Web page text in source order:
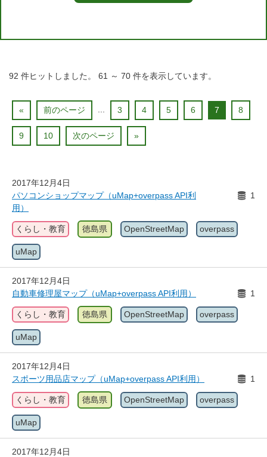
92 件ヒットしました。 61 ～ 70 件を表示しています。
« 前のページ ... 3 4 5 6 7 8
9 10 次のページ »
2017年12月4日
パソコンショップマップ（uMap+overpass API利
用）
1
くらし・教育 徳島県 OpenStreetMap overpass
uMap
2017年12月4日
自動車修理屋マップ（uMap+overpass API利用）
1
くらし・教育 徳島県 OpenStreetMap overpass
uMap
2017年12月4日
スポーツ用品店マップ（uMap+overpass API利用）
1
くらし・教育 徳島県 OpenStreetMap overpass
uMap
2017年12月4日